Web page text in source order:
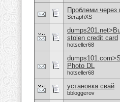
Проблеми через
SeraphXS
stolen credit card
hotseller68
Photo DL
hotseller68
установка свай
bbloggerov